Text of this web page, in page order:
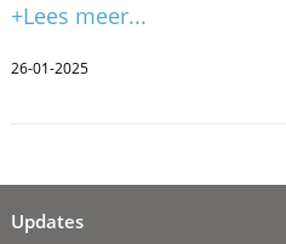
+Lees meer...
26-01-2025
Updates